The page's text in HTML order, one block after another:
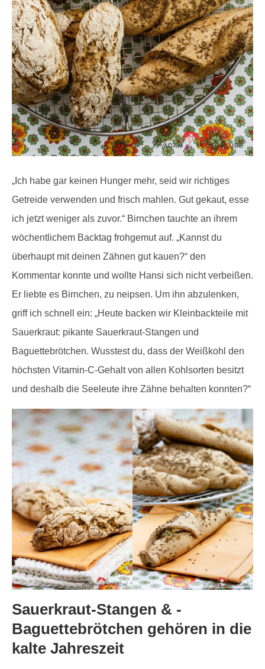
„Ich habe gar keinen Hunger mehr, seid wir richtiges
Getreide verwenden und frisch mahlen. Gut gekaut, esse
ich jetzt weniger als zuvor.“ Birnchen tauchte an ihrem
wöchentlichem Backtag frohgemut auf. „Kannst du
überhaupt mit deinen Zähnen gut kauen?“ den
Kommentar konnte und wollte Hansi sich nicht verbeißen.
Er liebte es Birnchen, zu neipsen. Um ihn abzulenken,
griff ich schnell ein: „Heute backen wir Kleinbackteile mit
Sauerkraut: pikante Sauerkraut-Stangen und
Baguettebrötchen. Wusstest du, dass der Weißkohl den
höchsten Vitamin-C-Gehalt von allen Kohlsorten besitzt
und deshalb die Seeleute ihre Zähne behalten konnten?“
Sauerkraut-Stangen & -
Baguettebrötchen gehören in die
kalte Jahreszeit